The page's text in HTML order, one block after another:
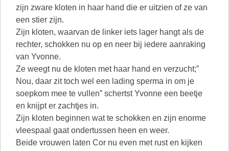
zijn zware kloten in haar hand die er uitzien of ze van
een stier zijn.
Zijn kloten, waarvan de linker iets lager hangt als de
rechter, schokken nu op en neer bij iedere aanraking
van Yvonne.
Ze weegt nu de kloten met haar hand en verzucht;”
Nou, daar zit toch wel een lading sperma in om je
soepkom mee te vullen” schertst Yvonne een beetje
en knijpt er zachtjes in.
Zijn kloten beginnen wat te schokken en zijn enorme
vleespaal gaat ondertussen heen en weer.
Beide vrouwen laten Cor nu even met rust en kijken